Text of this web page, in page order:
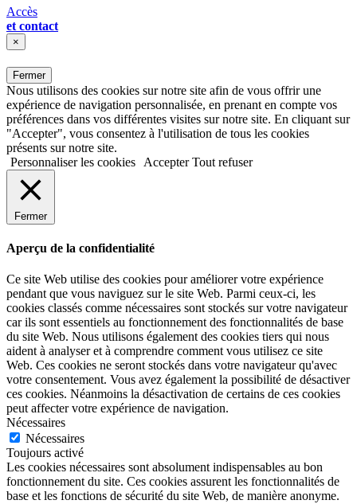
Accès
et contact
×
Fermer
Nous utilisons des cookies sur notre site afin de vous offrir une
expérience de navigation personnalisée, en prenant en compte vos
préférences dans vos différentes visites sur notre site. En cliquant sur
"Accepter", vous consentez à l'utilisation de tous les cookies
présents sur notre site.
Personnaliser les cookies
Accepter Tout refuser
Fermer
Aperçu de la confidentialité
Ce site Web utilise des cookies pour améliorer votre expérience
pendant que vous naviguez sur le site Web. Parmi ceux-ci, les
cookies classés comme nécessaires sont stockés sur votre navigateur
car ils sont essentiels au fonctionnement des fonctionnalités de base
du site Web. Nous utilisons également des cookies tiers qui nous
aident à analyser et à comprendre comment vous utilisez ce site
Web. Ces cookies ne seront stockés dans votre navigateur qu'avec
votre consentement. Vous avez également la possibilité de désactiver
ces cookies. Néanmoins la désactivation de certains de ces cookies
peut affecter votre expérience de navigation.
Nécessaires
Nécessaires
Toujours activé
Les cookies nécessaires sont absolument indispensables au bon
fonctionnement du site. Ces cookies assurent les fonctionnalités de
base et les fonctions de sécurité du site Web, de manière anonyme.